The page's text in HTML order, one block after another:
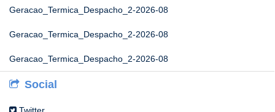
Geracao_Termica_Despacho_2-2026-08
Geracao_Termica_Despacho_2-2026-08
Geracao_Termica_Despacho_2-2026-08
Social